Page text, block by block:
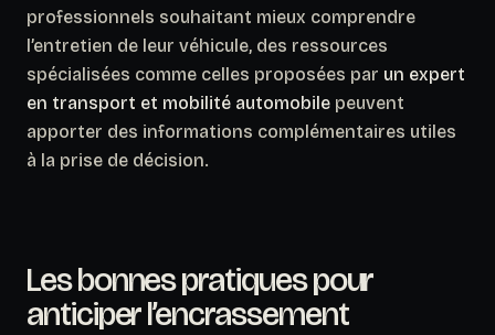
professionnels souhaitant mieux comprendre
l’entretien de leur véhicule, des ressources
spécialisées comme celles proposées par un expert
en transport et mobilité automobile peuvent
apporter des informations complémentaires utiles
à la prise de décision.
Les bonnes pratiques pour
anticiper l’encrassement